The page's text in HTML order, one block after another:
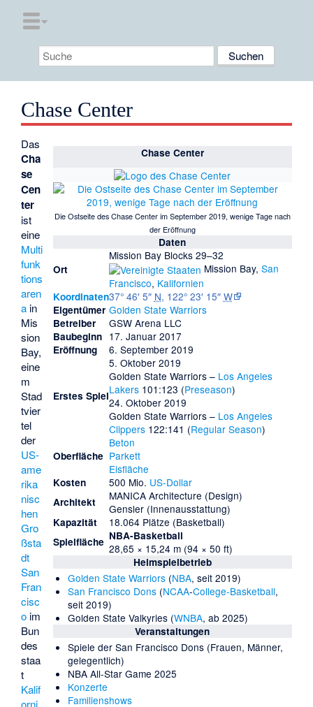
Chase Center
Chase Center
Die Ostseite des Chase Center im September 2019, wenige Tage nach
der Eröffnung
Daten
Ort
Mission Bay Blocks 29–32
Mission Bay, San
Francisco, Kalifornien
Koordinaten37° 46′ 5″ N, 122° 23′ 15″ W
Eigentümer Golden State Warriors
Betreiber GSW Arena LLC
Baubeginn 17. Januar 2017
Eröffnung 6. September 2019
Erstes Spiel
5. Oktober 2019
Golden State Warriors – Los Angeles
Lakers101:123 (Preseason)
24. Oktober 2019
Golden State Warriors – Los Angeles
Clippers122:141 (Regular Season)
Oberfläche
Beton
Parkett
Eisfläche
Kosten 500 Mio. US-Dollar
Architekt
MANICA Architecture (Design)
Gensler (Innenausstattung)
Kapazität 18.064 Plätze (Basketball)
Spielfläche NBA-Basketball
28,65 × 15,24 m (94 × 50 ft)
Heimspielbetrieb
Golden State Warriors (NBA, seit 2019)
San Francisco Dons (NCAA-College-Basketball,
seit 2019)
Golden State Valkyries (WNBA, ab 2025)
Veranstaltungen
Spiele der San Francisco Dons (Frauen, Männer,
gelegentlich)
NBA All-Star Game 2025
Konzerte
Familienshows
Das
Cha
se
Cen
ter
ist
eine
Multi
funk
tions
aren
a in
Mis
sion
Bay,
eine
m
Stad
tvier
tel
der
US-
ame
rika
nisc
hen
Gro
ßsta
dt
San
Fran
cisc
o im
Bun
des
staa
t
Kalif